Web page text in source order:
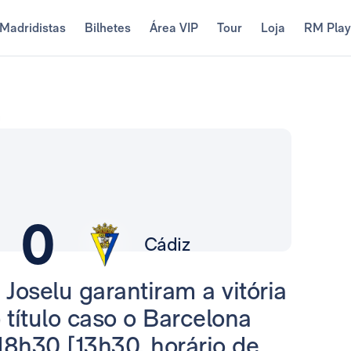
Madridistas Bilhetes Área VIP Tour Loja RM Play
0 Cádiz
garantiram a vitória
caso o Barcelona
[13h30, horário de